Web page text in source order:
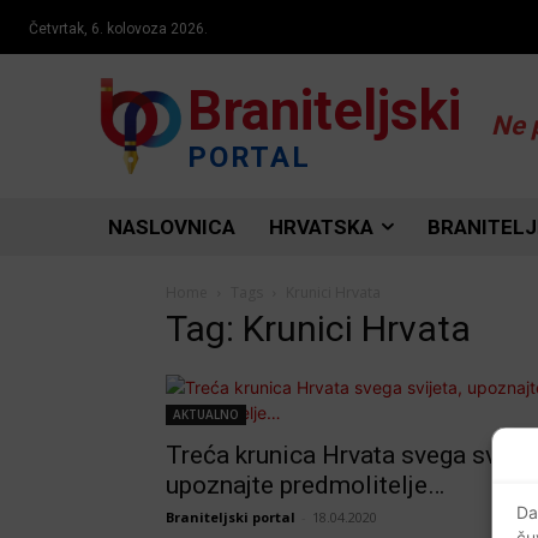
Četvrtak, 6. kolovoza 2026.
Braniteljski
PORTAL
Ne
NASLOVNICA HRVATSKA
Tag: Krunici Hrvata
AKTUALNO
Treća krunica Hrvata svega svijeta,
upoznajte predmolitelje…
Braniteljski portal 18.04.2020